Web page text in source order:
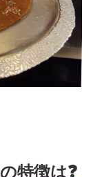
の特徴は❓